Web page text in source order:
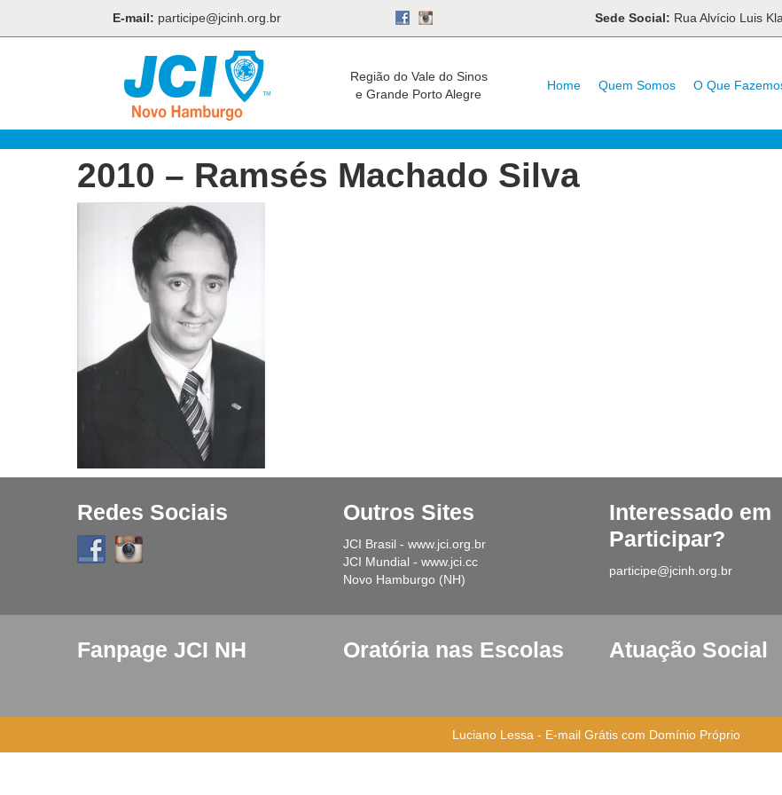
E-mail: participe@jcinh.org.br Sede Social: Rua Alvício Luis
Região do Vale do Sinos
e Grande Porto Alegre
Home Quem Somos O Que
2010 – Ramsés Machado Silva
Redes Sociais Outros Sites
JCI Brasil - www.jci.org.br
JCI Mundial - www.jci.cc
Novo Hamburgo (NH)
Interessado em
Participar?
participe@jcinh.org.br
Fanpage JCI NH Oratória nas Escolas Atuação Social
Luciano Lessa - E-mail Grátis com Domínio Próprio